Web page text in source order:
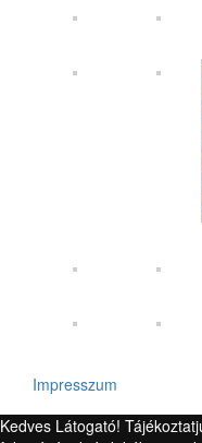
Impresszum
Kedves Látogató!